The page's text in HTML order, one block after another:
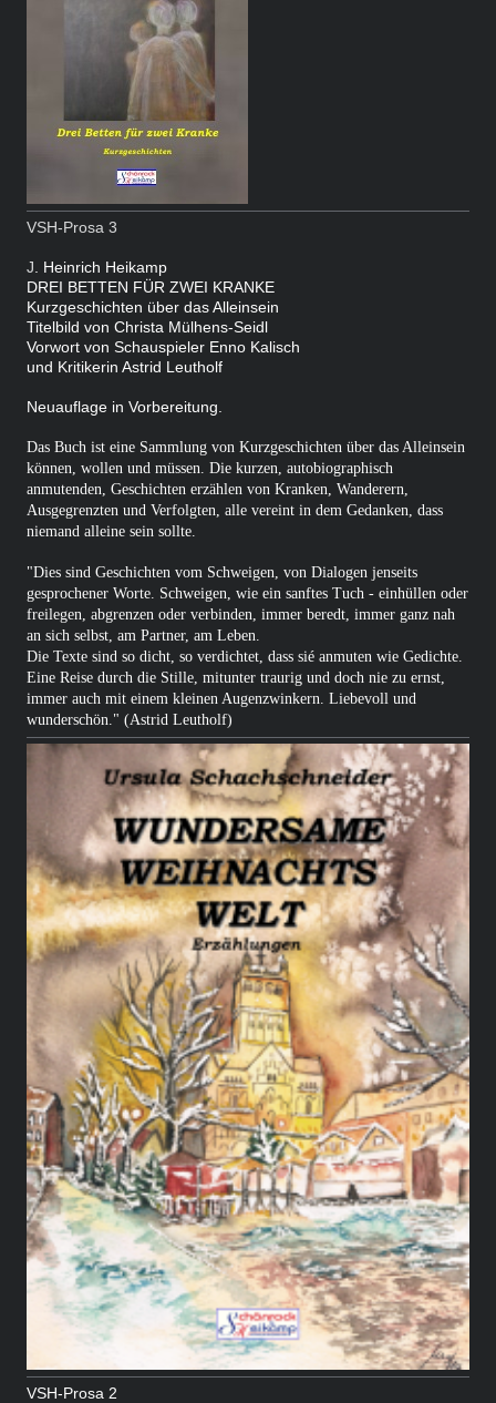
VSH-Prosa 3
J . Heinrich Heikamp
DREI BETTEN FÜR ZWEI KRANKE
Kurzgeschichten über das Alleinsein
Titelbild von Christa Mülhens-Seidl
Vorwort von Schauspieler Enno Kalisch
und Kritikerin Astrid Leutholf
Neuauflage in Vorbereitung.
Das Buch ist eine Sammlung von Kurzgeschichten über das Alleinsein
können, wollen und müssen. Die kurzen, autobiographisch
anmutenden, Geschichten erzählen von Kranken, Wanderern,
Ausgegrenzten und Verfolgten, alle vereint in dem Gedanken, dass
niemand alleine sein sollte.
"Dies sind Geschichten vom Schweigen, von Dialogen jenseits
gesprochener Worte. Schweigen, wie ein sanftes Tuch - einhüllen oder
freilegen, abgrenzen oder verbinden, immer beredt, immer ganz nah
an sich selbst, am Partner, am Leben.
Die Texte sind so dicht, so verdichtet, dass sié anmuten wie Gedichte.
Eine Reise durch die Stille, mitunter traurig und doch nie zu ernst,
immer auch mit einem kleinen Augenzwinkern. Liebevoll und
wunderschön." (Astrid Leutholf)
VSH-Prosa 2